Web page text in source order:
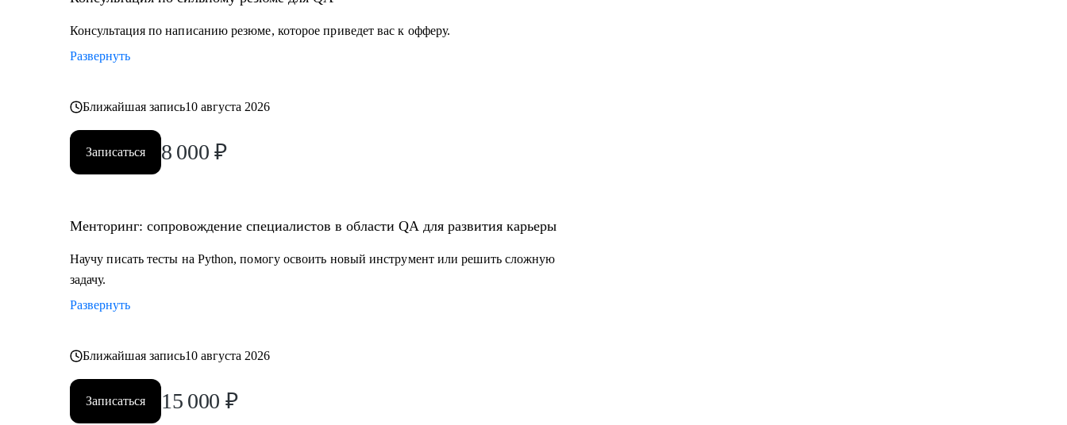
• Всем, кто только собирается начать работать в области QA или в IT.
• Тем, кто не может найти первую работу в IT.
• Тем, кто столкнулся со сложной задачей на проекте.
Консультация по написанию резюме, которое приведет вас к офферу.
Развернуть
Ближайшая запись10 августа 2026
Записаться 8 000 ₽
Менторинг: сопровождение специалистов в области QA для развития карьеры
Научу писать тесты на Python, помогу освоить новый инструмент или решить сложную
задачу.
Развернуть
Ближайшая запись10 августа 2026
Записаться 15 000 ₽